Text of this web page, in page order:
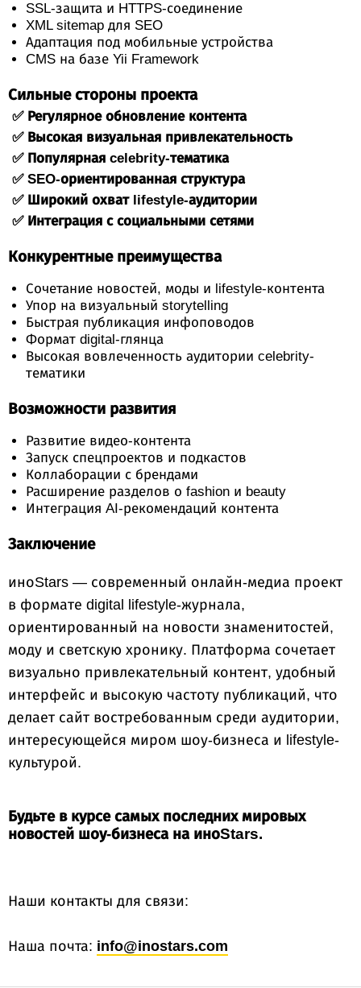
SSL-защита и HTTPS-соединение
XML sitemap для SEO
Адаптация под мобильные устройства
CMS на базе Yii Framework
Сильные стороны проекта
✅ Регулярное обновление контента
✅ Высокая визуальная привлекательность
✅ Популярная celebrity-тематика
✅ SEO-ориентированная структура
✅ Широкий охват lifestyle-аудитории
✅ Интеграция с социальными сетями
Конкурентные преимущества
Сочетание новостей, моды и lifestyle-контента
Упор на визуальный storytelling
Быстрая публикация инфоповодов
Формат digital-глянца
Высокая вовлеченность аудитории celebrity-
тематики
Возможности развития
Развитие видео-контента
Запуск спецпроектов и подкастов
Коллаборации с брендами
Расширение разделов о fashion и beauty
Интеграция AI-рекомендаций контента
Заключение
иноStars — современный онлайн-медиа проект
в формате digital lifestyle-журнала,
ориентированный на новости знаменитостей,
моду и светскую хронику. Платформа сочетает
визуально привлекательный контент, удобный
интерфейс и высокую частоту публикаций, что
делает сайт востребованным среди аудитории,
интересующейся миром шоу-бизнеса и lifestyle-
культурой.
Будьте в курсе самых последних мировых
новостей шоу-бизнеса на иноStars.
Наши контакты для связи:
Наша почта: info@inostars.com